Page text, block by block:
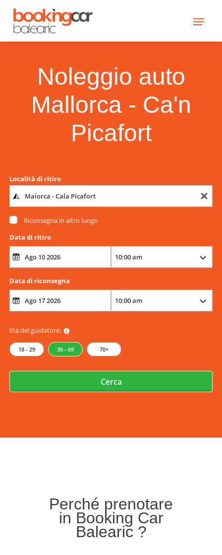
Noleggio auto
Mallorca - Ca'n
Picafort
Località di ritiro
Riconsegna in altro luogo
Data di ritiro
Data di riconsegna
Età del guidatore:
18 - 29 30 - 69 70+
Cerca
Perché prenotare
in Booking Car
Balearic ?